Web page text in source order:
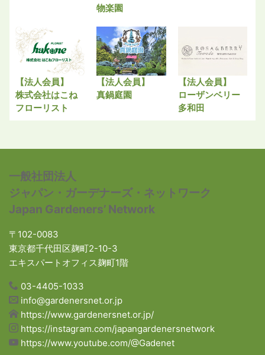
物楽園
【法人会員】
株式会社はこね
フローリスト
【法人会員】
真鍋庭園
【法人会員】
ローザンベリー
多和田
一般社団法人
ジャパン・ガーデナーズ・ネットワーク
Japan Gardeners’ Network
〒102-0083
東京都千代田区麹町2-10-3
エキスパートオフィス麹町1階
03-4405-1033
info@gardenersnet.or.jp
https://www.gardenersnet.or.jp/
https://instagram.com/japangardenersnetwork
https://www.youtube.com/@Gadenet